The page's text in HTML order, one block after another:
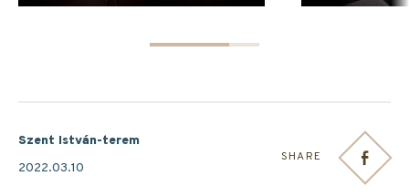
Szent István-terem
2022.03.10
SHARE